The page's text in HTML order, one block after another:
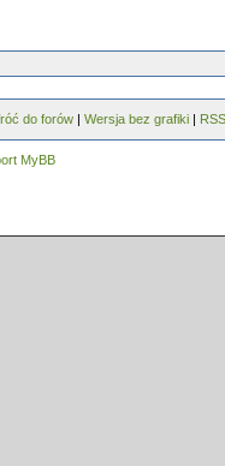
do forów | Wersja bez grafiki | RSS
MyBB